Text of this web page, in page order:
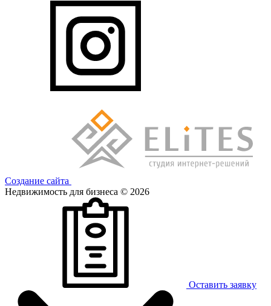
Создание сайта
Недвижимость для бизнеса © 2026
Оставить заявку